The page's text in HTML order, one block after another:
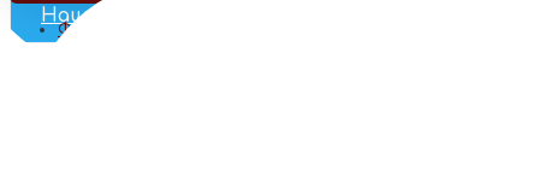
Наш Телеграм
Фонди пам’яті